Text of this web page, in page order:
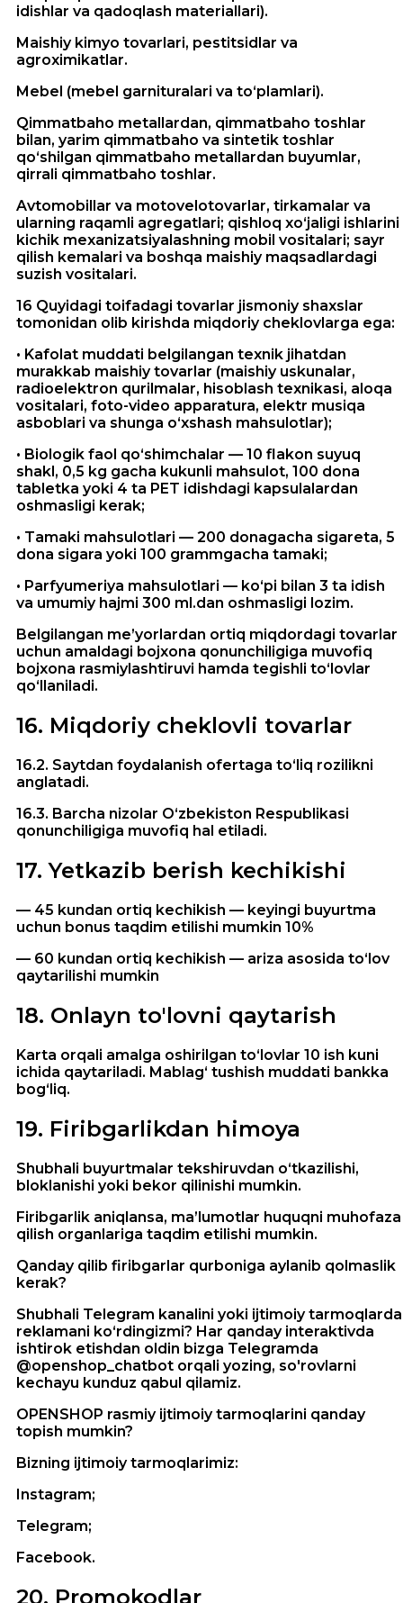
idishlar va qadoqlash materiallari).
Maishiy kimyo tovarlari, pestitsidlar va
agroximikatlar.
Mebel (mebel garnituralari va to‘plamlari).
Qimmatbaho metallardan, qimmatbaho toshlar
bilan, yarim qimmatbaho va sintetik toshlar
qo‘shilgan qimmatbaho metallardan buyumlar,
qirrali qimmatbaho toshlar.
Avtomobillar va motovelotovarlar, tirkamalar va
ularning raqamli agregatlari; qishloq xo‘jaligi ishlarini
kichik mexanizatsiyalashning mobil vositalari; sayr
qilish kemalari va boshqa maishiy maqsadlardagi
suzish vositalari.
16 Quyidagi toifadagi tovarlar jismoniy shaxslar
tomonidan olib kirishda miqdoriy cheklovlarga ega:
• Kafolat muddati belgilangan texnik jihatdan
murakkab maishiy tovarlar (maishiy uskunalar,
radioelektron qurilmalar, hisoblash texnikasi, aloqa
vositalari, foto-video apparatura, elektr musiqa
asboblari va shunga o‘xshash mahsulotlar);
• Biologik faol qo‘shimchalar — 10 flakon suyuq
shakl, 0,5 kg gacha kukunli mahsulot, 100 dona
tabletka yoki 4 ta PET idishdagi kapsulalardan
oshmasligi kerak;
• Tamaki mahsulotlari — 200 donagacha sigareta, 5
dona sigara yoki 100 grammgacha tamaki;
• Parfyumeriya mahsulotlari — ko‘pi bilan 3 ta idish
va umumiy hajmi 300 ml.dan oshmasligi lozim.
Belgilangan me’yorlardan ortiq miqdordagi tovarlar
uchun amaldagi bojxona qonunchiligiga muvofiq
bojxona rasmiylashtiruvi hamda tegishli to‘lovlar
qo‘llaniladi.
16. Miqdoriy cheklovli tovarlar
16.2. Saytdan foydalanish ofertaga to‘liq rozilikni
anglatadi.
16.3. Barcha nizolar O‘zbekiston Respublikasi
qonunchiligiga muvofiq hal etiladi.
17.Yetkazib berish kechikishi
— 45 kundan ortiq kechikish — keyingi buyurtma
uchun bonus taqdim etilishi mumkin 10%
— 60 kundan ortiq kechikish — ariza asosida to‘lov
qaytarilishi mumkin
18. Onlayn to'lovni qaytarish
Karta orqali amalga oshirilgan to‘lovlar 10 ish kuni
ichida qaytariladi. Mablag‘ tushish muddati bankka
bog‘liq.
19. Firibgarlikdan himoya
Shubhali buyurtmalar tekshiruvdan o‘tkazilishi,
bloklanishi yoki bekor qilinishi mumkin.
Firibgarlik aniqlansa, ma’lumotlar huquqni muhofaza
qilish organlariga taqdim etilishi mumkin.
Qanday qilib firibgarlar qurboniga aylanib qolmaslik
kerak?
Shubhali Telegram kanalini yoki ijtimoiy tarmoqlarda
reklamani ko‘rdingizmi? Har qanday interaktivda
ishtirok etishdan oldin bizga Telegramda
@openshop_chatbot orqali yozing, so'rovlarni
kechayu kunduz qabul qilamiz.
OPENSHOP rasmiy ijtimoiy tarmoqlarini qanday
topish mumkin?
Bizning ijtimoiy tarmoqlarimiz:
Instagram;
Telegram;
Facebook.
20. Promokodlar